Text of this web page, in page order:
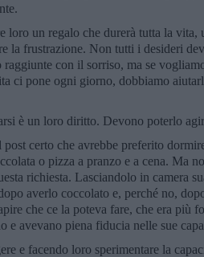
loro un regalo che durerà tutta la
la frustrazione. Non tutti i desideri
raggiunte con il sorriso, ma se
ci pone ogni giorno, dobbiamo
è un loro diritto. Devono poterlo
certo che avrebbe preferito
o pizza a pranzo e a cena. Ma
richiesta. Lasciandolo in camera
averlo coccolato e, perché no,
che ce la poteva fare, che era più
e avevano piena fiducia nelle sue
e facendo loro sperimentare la